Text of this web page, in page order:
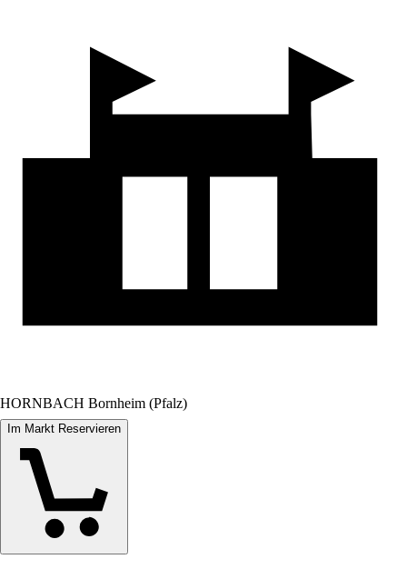
HORNBACH Bornheim (Pfalz)
Im Markt Reservieren